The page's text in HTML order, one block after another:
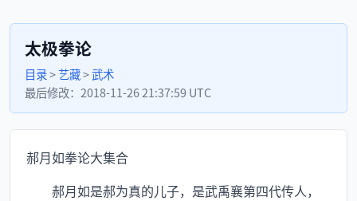
太极拳论
目录>艺藏>武术
最后修改： 2018-11-26 21:37:59 UTC
郝月如拳论大集合
郝月如是郝为真的儿子，是武禹襄第四代传人，